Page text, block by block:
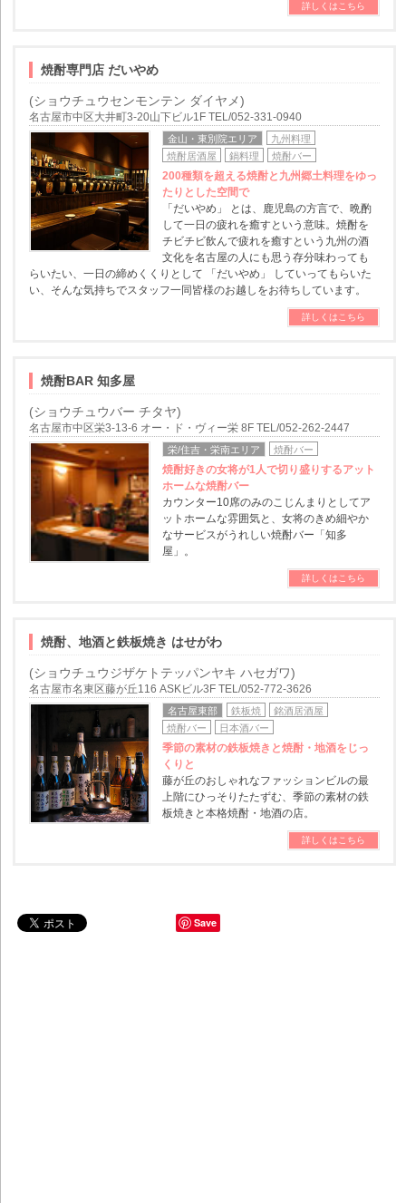
詳しくはこちら
焼酎専門店 だいやめ
(ショウチュウセンモンテン ダイヤメ)
名古屋市中区大井町3-20山下ビル1F TEL/052-331-0940
金山・東別院エリア
九州料理
焼酎居酒屋
鍋料理 焼酎バー
200種類を超える焼酎と九州郷土料理をゆっ
たりとした空間で
「だいやめ」 とは、鹿児島の方言で、晩酌
して一日の疲れを癒すという意味。焼酎を
チビチビ飲んで疲れを癒すという九州の酒
文化を名古屋の人にも思う存分味わっても
らいたい、一日の締めくくりとして 「だいやめ」 していってもらいた
い、そんな気持ちでスタッフ一同皆様のお越しをお待ちしています。
詳しくはこちら
焼酎BAR 知多屋
(ショウチュウバー チタヤ)
名古屋市中区栄3-13-6 オー・ド・ヴィー栄 8F TEL/052-262-2447
栄/住吉・栄南エリア 焼酎バー
焼酎好きの女将が1人で切り盛りするアット
ホームな焼酎バー
カウンター10席のみのこじんまりとしてア
ットホームな雰囲気と、女将のきめ細やか
なサービスがうれしい焼酎バー「知多
屋」。
詳しくはこちら
焼酎、地酒と鉄板焼き はせがわ
(ショウチュウジザケトテッパンヤキ ハセガワ)
名古屋市名東区藤が丘116 ASKビル3F TEL/052-772-3626
名古屋東部 鉄板焼
銘酒居酒屋
焼酎バー
日本酒バー
季節の素材の鉄板焼きと焼酎・地酒をじっ
くりと
藤が丘のおしゃれなファッションビルの最
上階にひっそりたたずむ、季節の素材の鉄
板焼きと本格焼酎・地酒の店。
詳しくはこちら
Save